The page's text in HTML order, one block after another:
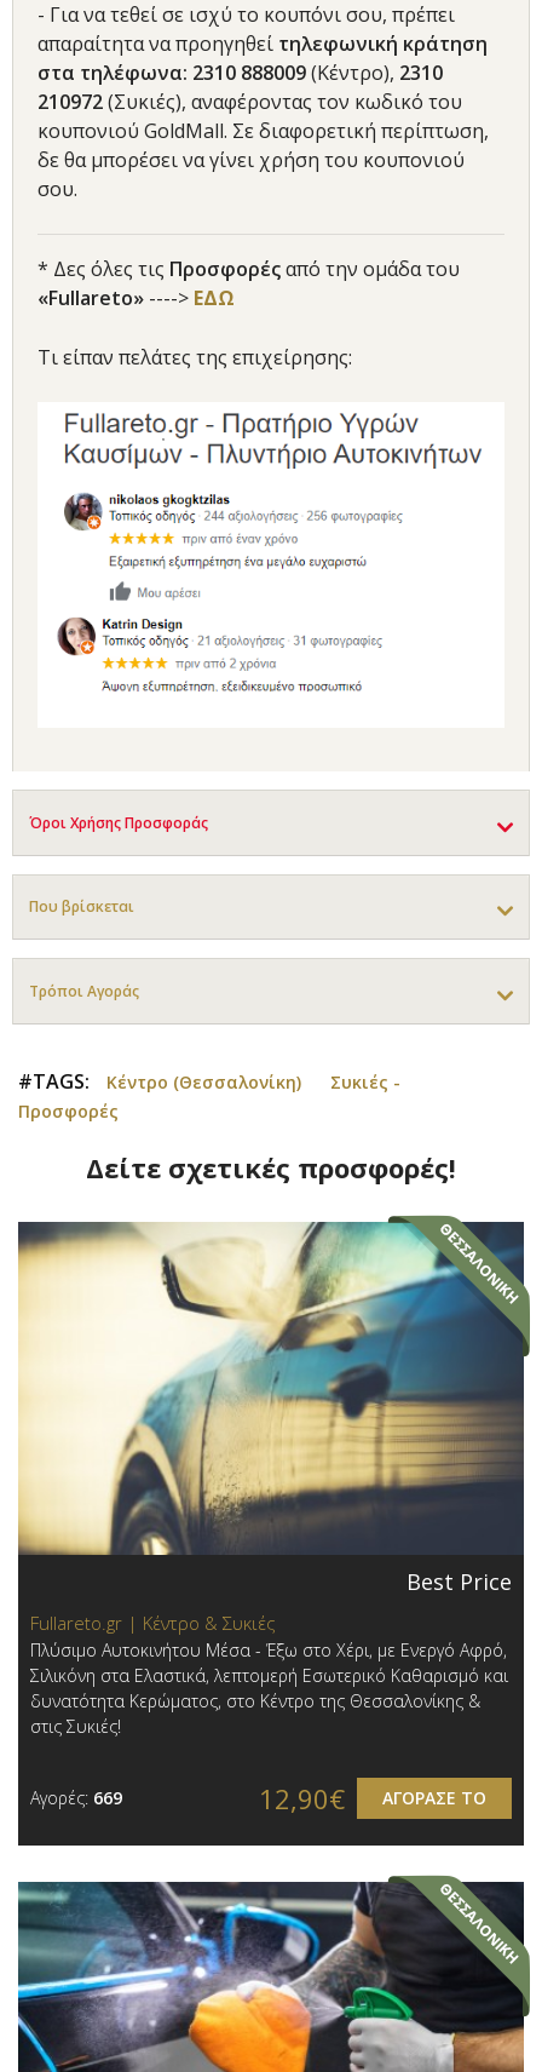
- Για να τεθεί σε ισχύ το κουπόνι σου, πρέπει
απαραίτητα να προηγηθεί τηλεφωνική κράτηση
στα τηλέφωνα: 2310 888009(Κέντρο), 2310
210972(Συκιές), αναφέροντας τον κωδικό του
κουπονιού GoldMall. Σε διαφορετική περίπτωση,
δε θα μπορέσει να γίνει χρήση του κουπονιού
σου.
* Δες όλες τις Προσφορέςαπό την ομάδα του
«Fullareto» ----> ΕΔΩ
Τι είπαν πελάτες της επιχείρησης:
Όροι Χρήσης Προσφοράς
Που βρίσκεται
Τρόποι Αγοράς
#TAGS: Κέντρο (Θεσσαλονίκη)
Συκιές -
Προσφορές
Δείτε σχετικές προσφορές!
Best Price
Fullareto.gr | Κέντρο & Συκιές
Πλύσιμο Αυτοκινήτου Μέσα - Έξω στο Χέρι, με Ενεργό Αφρό,
Σιλικόνη στα Ελαστικά, λεπτομερή Εσωτερικό Καθαρισμό και
δυνατότητα Κερώματος, στο Κέντρο της Θεσσαλονίκης &
στις Συκιές!
Αγορές: 669 ΑΓΟΡΑΣΕ ΤΟ
12,90€